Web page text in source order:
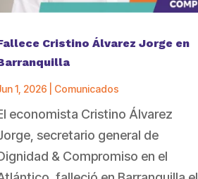
Cristino Álvarez Jorge en
1, 2026 Comunicados
economista Cristino Álvarez
secretario general de
& Compromiso en el